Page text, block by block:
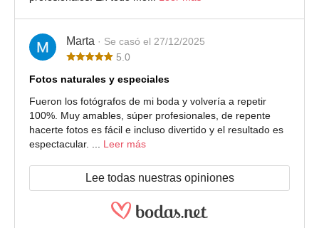
Marta · Se casó el 27/12/2025
5.0
Fotos naturales y especiales
Fueron los fotógrafos de mi boda y volvería a repetir
100%. Muy amables, súper profesionales, de repente
hacerte fotos es fácil e incluso divertido y el resultado es
espectacular. ... Leer más
Lee todas nuestras opiniones